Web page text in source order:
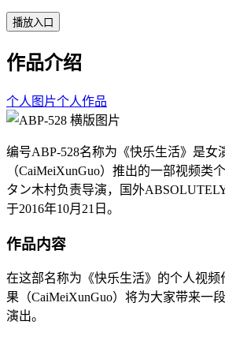
播放入口
作品介绍
个人图片个人作品
编号ABP-528名称为《快乐生活》是女
（CaiMeiXunGuo）推出的一部视频类
タン木村负责导演，国外
于2016年10月21日。
作品内容
在这部名称为《快乐生活》的个人视频
果（CaiMeiXunGuo）将为大家带来一
演出。